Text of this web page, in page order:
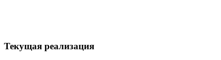
Текущая реализация